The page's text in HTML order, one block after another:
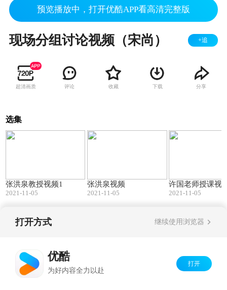
预览播放中，打开优酷APP看高清完整版
现场分组讨论视频（宋尚） +追
超清画质 评论 收藏 下载 分享
选集
张洪泉教授视频1
2021-11-05
张洪泉视频
2021-11-05
许国老师授课视
2021-11-05
打开方式 继续使用浏览器
优酷
为好内容全力以赴
打开